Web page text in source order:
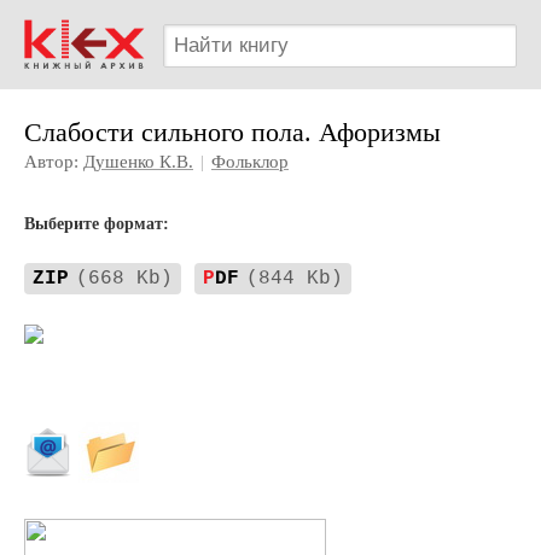
Слабости сильного пола. Афоризмы
Автор: Душенко К.В. | Фольклор
Выберите формат:
ZIP (668 Kb) PDF (844 Kb)